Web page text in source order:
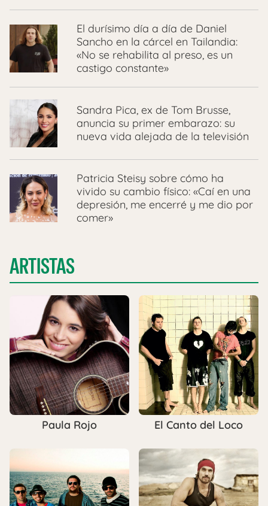
El durísimo día a día de Daniel
Sancho en la cárcel en Tailandia:
«No se rehabilita al preso, es un
castigo constante»
Sandra Pica, ex de Tom Brusse,
anuncia su primer embarazo: su
nueva vida alejada de la televisión
Patricia Steisy sobre cómo ha
vivido su cambio físico: «Caí en una
depresión, me encerré y me dio por
comer»
ARTISTAS
Paula Rojo El Canto del Loco